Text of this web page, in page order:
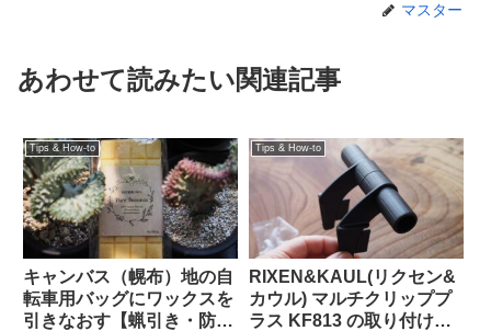
マスター
あわせて読みたい関連記事
Tips & How-to
キャンバス（幌布）地の自
転車用バッグにワックスを
引きなおす【蝋引き・防水
Tips & How-to
RIXEN&KAUL(リクセン&
カウル) マルチクリッププ
ラス KF813 の取り付け方